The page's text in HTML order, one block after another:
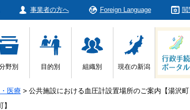
事業者の方へ Foreign Language 閲
野別 目的別 組織別 現在の新潟
医療 > 公共施設における血圧計設置場所のご案内【湯沢